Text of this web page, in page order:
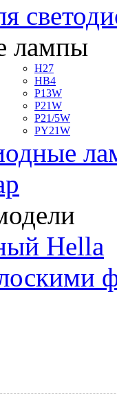
лампы
H27
HB4
P13W
P21W
P21/5W
PY21W
Hella